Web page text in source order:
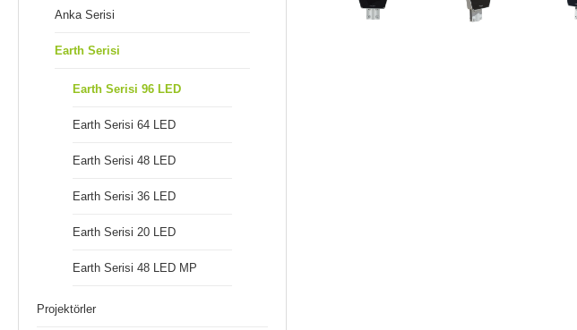
Anka Serisi
Earth Serisi
Earth Serisi 96 LED
Earth Serisi 64 LED
Earth Serisi 48 LED
Earth Serisi 36 LED
Earth Serisi 20 LED
Earth Serisi 48 LED MP
Projektörler